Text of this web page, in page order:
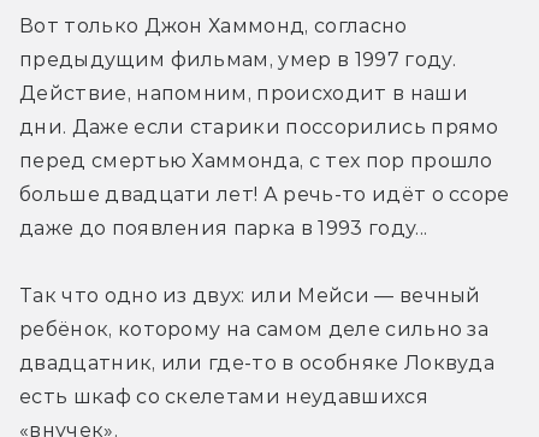
Вот только Джон Хаммонд, согласно
предыдущим фильмам, умер в 1997 году.
Действие, напомним, происходит в наши
дни. Даже если старики поссорились прямо
перед смертью Хаммонда, с тех пор прошло
больше двадцати лет! А речь-то идёт о ссоре
даже до появления парка в 1993 году...
Так что одно из двух: или Мейси — вечный
ребёнок, которому на самом деле сильно за
двадцатник, или где-то в особняке Локвуда
есть шкаф со скелетами неудавшихся
«внучек».